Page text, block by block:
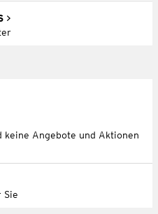
Angebote und Aktionen
Sie